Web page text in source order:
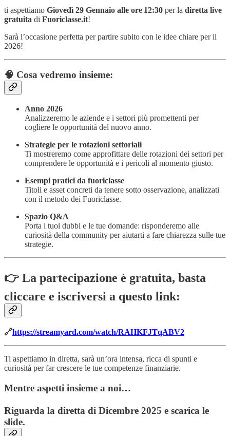
ti aspettiamo Giovedì 29 Gennaio alle ore 12:30 per la diretta live
gratuita di Fuoriclasse.it!
Sarà l’occasione perfetta per partire subito con le idee chiare per il
2026!
🧠 Cosa vedremo insieme:
Anno 2026
Analizzeremo le aziende e i settori più promettenti per
cogliere le opportunità del nuovo anno.
Strategie per le rotazioni settoriali
Ti mostreremo come approfittare delle rotazioni dei settori per
comprendere le opportunità e i pericoli al momento giusto.
Esempi pratici da fuoriclasse
Titoli e asset concreti da tenere sotto osservazione, analizzati
con il metodo dei Fuoriclasse.
Spazio Q&A
Porta i tuoi dubbi e le tue domande: risponderemo alle
curiosità della community per aiutarti a fare chiarezza sulle tue
strategie.
👉 La partecipazione è gratuita, basta
cliccare e iscriversi a questo link:
🔗https://streamyard.com/watch/RAHKFJTqABV2
Ti aspettiamo in diretta, sarà un’ora intensa, ricca di spunti e
curiosità per far crescere le tue competenze finanziarie.
Mentre aspetti insieme a noi…
Riguarda la diretta di Dicembre 2025 e scarica le
slide.